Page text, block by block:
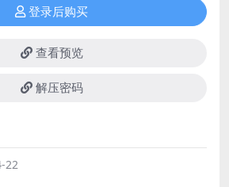
登录后购买
查看预览
解压密码
22